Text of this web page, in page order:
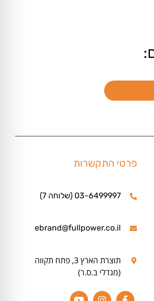
פרטי התקשרות
03-6499997 (שלוחה 7)
ebrand@fullpower.co.il
תוצרת הארץ 3, פתח תקווה
(מגדלי ב.ס.ר)